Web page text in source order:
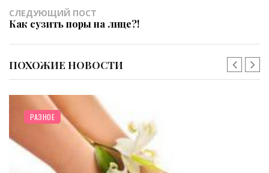
СЛЕДУЮЩИЙ ПОСТ
Как сузить поры на лице?!
ПОХОЖИЕ НОВОСТИ
РАЗНОЕ